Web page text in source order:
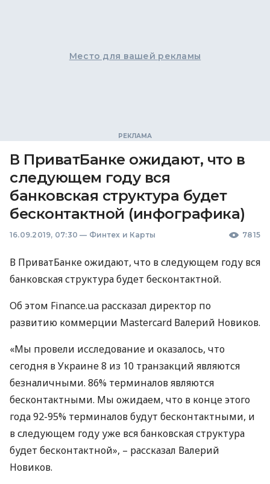
Место для вашей рекламы
В ПриватБанке ожидают, что в
следующем году вся
банковская структура будет
бесконтактной (инфографика)
16.09.2019, 07:30 — Финтех и Карты 7815
В ПриватБанке ожидают, что в следующем году вся
банковская структура будет бесконтактной.
Об этом Finance.ua рассказал директор по
развитию коммерции Mastercard Валерий Новиков.
«Мы провели исследование и оказалось, что
сегодня в Украине 8 из 10 транзакций являются
безналичными. 86% терминалов являются
бесконтактными. Мы ожидаем, что в конце этого
года 92-95% терминалов будут бесконтактными, и
в следующем году уже вся банковская структура
будет бесконтактной», – рассказал Валерий
Новиков.